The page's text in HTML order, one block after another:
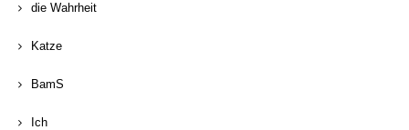
die Wahrheit
Katze
BamS
Ich